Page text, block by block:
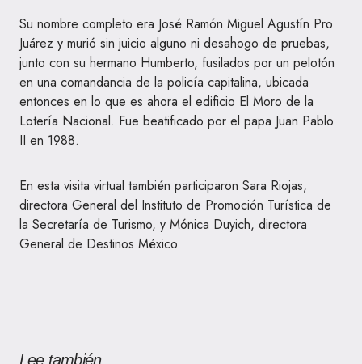
Su nombre completo era José Ramón Miguel Agustín Pro
Juárez y murió sin juicio alguno ni desahogo de pruebas,
junto con su hermano Humberto, fusilados por un pelotón
en una comandancia de la policía capitalina, ubicada
entonces en lo que es ahora el edificio El Moro de la
Lotería Nacional. Fue beatificado por el papa Juan Pablo
II en 1988.
En esta visita virtual también participaron Sara Riojas,
directora General del Instituto de Promoción Turística de
la Secretaría de Turismo, y Mónica Duyich, directora
General de Destinos México.
Lee también